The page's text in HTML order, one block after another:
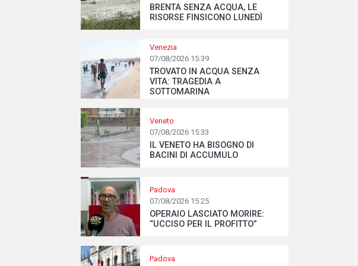
BRENTA SENZA ACQUA, LE
RISORSE FINSICONO LUNEDÌ
Venezia
07/08/2026 15:39
TROVATO IN ACQUA SENZA
VITA: TRAGEDIA A
SOTTOMARINA
Veneto
07/08/2026 15:33
IL VENETO HA BISOGNO DI
BACINI DI ACCUMULO
Padova
07/08/2026 15:25
OPERAIO LASCIATO MORIRE:
“UCCISO PER IL PROFITTO”
Padova